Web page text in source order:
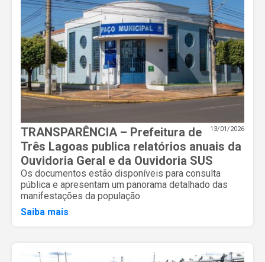
13/01/2026
TRANSPARÊNCIA – Prefeitura de
Três Lagoas publica relatórios anuais da
Ouvidoria Geral e da Ouvidoria SUS
Os documentos estão disponíveis para consulta
pública e apresentam um panorama detalhado das
manifestações da população
Saiba mais